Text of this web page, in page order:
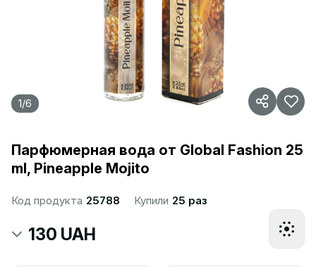
1/6
Парфюмерная вода от Global Fashion 25
ml, Pineapple Mojito
Код продукта 25788 Купили 25 раз
130 UAH